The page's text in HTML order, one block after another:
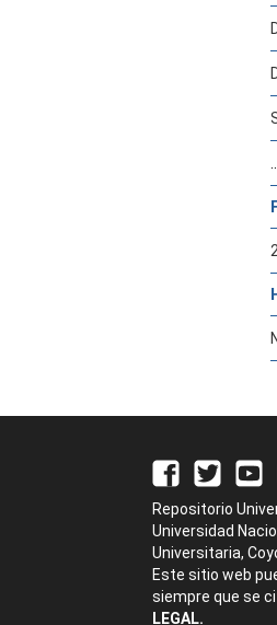
Repositorio
Universidad
Universitaria,
Este sitio web
siempre que se
LEGAL.